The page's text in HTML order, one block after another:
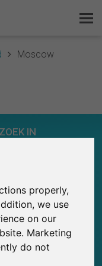
properly,
we use
on our
Marketing
do not
Moscow
IN
op
zijn op